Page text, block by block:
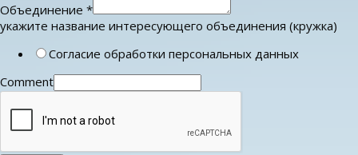
Объединение *
укажите название интересующего объединения (кружка)
Согласие обработки персональных данных
Comment